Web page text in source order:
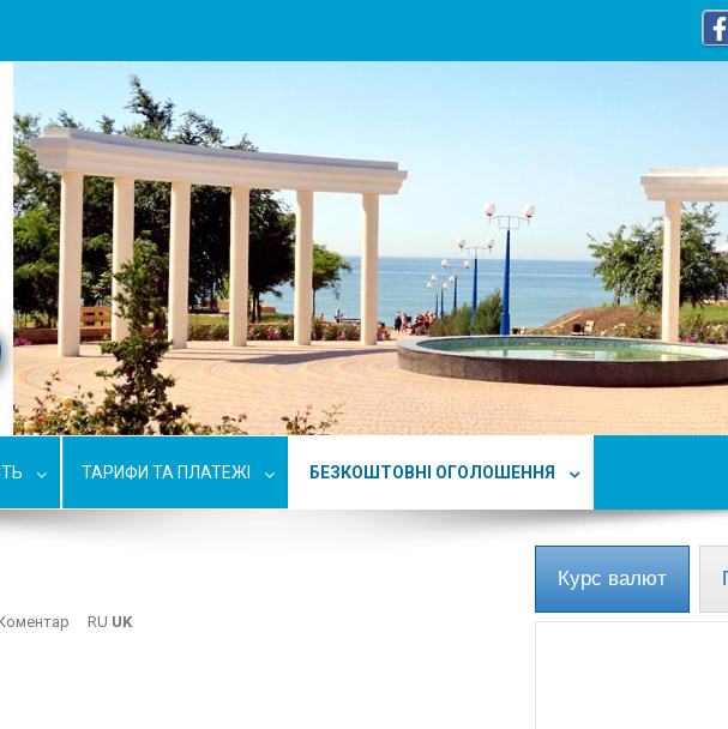
ТАРИФИ ТА ПЛАТЕЖІ БЕЗКОШТОВНІ ОГОЛОШЕННЯ
RU UK
Курс валют